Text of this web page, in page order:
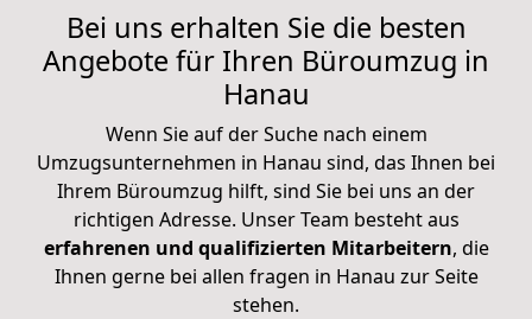
Bei uns erhalten Sie die besten
Angebote für Ihren Büroumzug in
Hanau
Wenn Sie auf der Suche nach einem
Umzugsunternehmen in Hanau sind, das Ihnen bei
Ihrem Büroumzug hilft, sind Sie bei uns an der
richtigen Adresse. Unser Team besteht aus
erfahrenen und qualifizierten Mitarbeitern, die
Ihnen gerne bei allen fragen in Hanau zur Seite
stehen.